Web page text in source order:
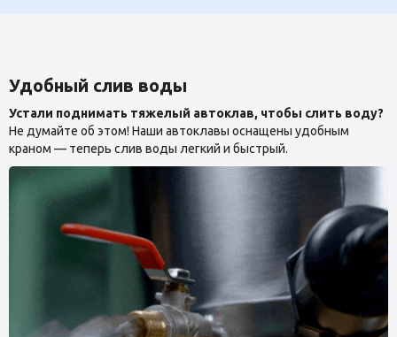
Удобный слив воды
Устали поднимать тяжелый автоклав, чтобы слить воду?
Не думайте об этом! Наши автоклавы оснащены удобным
краном — теперь слив воды легкий и быстрый.